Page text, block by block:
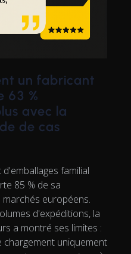
un fabricant
63 %
avec la
de cas
familial
85 % de sa
européens.
d'expéditions, la
a montré ses limites :
uniquement